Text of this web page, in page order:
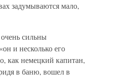
задумываются мало,
сильны
и несколько его
как немецкий капитан,
в баню, вошел в